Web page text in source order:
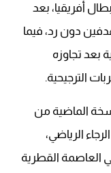
أفريقيا، بعد
دون رد، فيما
بعد تجاوزه
الترجيحية.
الماضية من
الرياضي،
العاصمة القطرية